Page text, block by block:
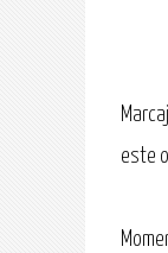
este